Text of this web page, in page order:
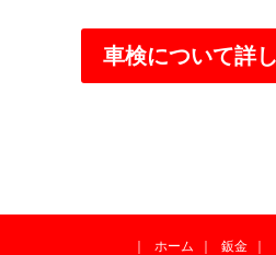
車検について詳
｜ ホーム ｜ 鈑金 ｜